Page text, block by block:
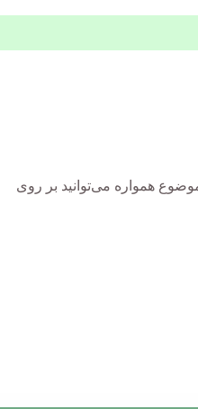
همواره می‌توانید بر روی